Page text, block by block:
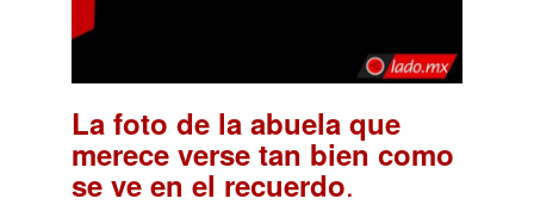
La foto de la abuela que
merece verse tan bien como
se ve en el recuerdo.